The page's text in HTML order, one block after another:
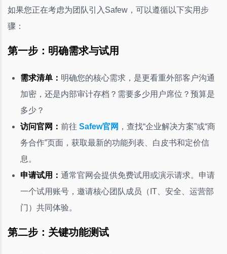
如果您正在考虑为团队引入Safew，可以遵循以下实用步
骤：
第一步：明确需求与试用
需求清单： 明确您的核心需求，是更看重外部客户沟通
加密，还是内部审计存档？需要多少用户席位？预算是
多少？
访问官网： 前往 Safew官网 ，查找“企业解决方案”或“商
务合作”页面，获取最新的功能列表、白皮书和定价信
息。
申请试用： 通常官网会提供免费试用或演示请求。申请
一个试用账号，邀请核心团队成员（IT、安全、运营部
门）共同体验。
第二步：关键功能测试